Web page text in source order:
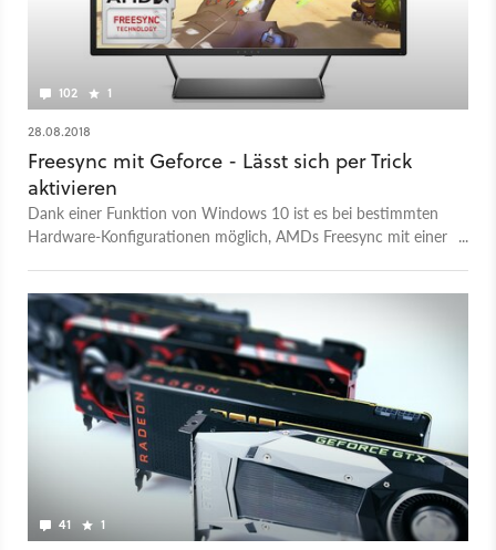
102 1
28.08.2018
Freesync mit Geforce - Lässt sich per Trick
aktivieren
Dank einer Funktion von Windows 10 ist es bei bestimmten
Hardware-Konfigurationen möglich, AMDs Freesync mit einer
41 1